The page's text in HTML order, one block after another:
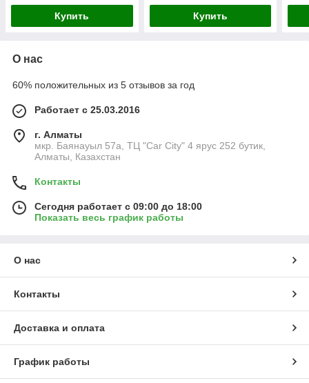
Купить Купить
О нас
60% положительных из 5 отзывов за год
Работает с 25.03.2016
г. Алматы
мкр. Баянауыл 57а, ТЦ "Car Сity" 4 ярус 252 бутик,
Алматы, Казахстан
Контакты
Сегодня работает с 09:00 до 18:00
Показать весь график работы
О нас
Контакты
Доставка и оплата
График работы